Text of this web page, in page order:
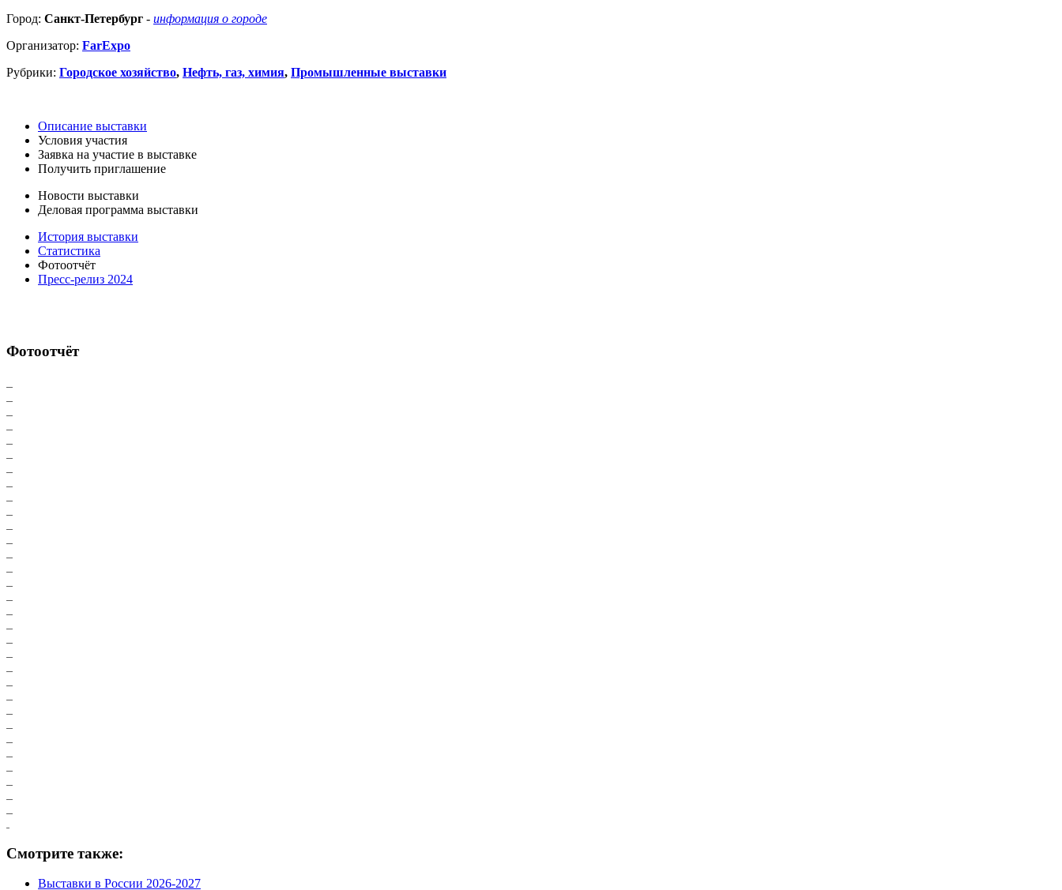
Город: Санкт-Петербург - информация о городе
Организатор: FarExpo
Рубрики: Городское хозяйство, Нефть, газ, химия, Промышленные выставки
Описание выставки
Условия участия
Заявка на участие в выставке
Получить приглашение
Новости выставки
Деловая программа выставки
История выставки
Статистика
Фотоотчёт
Пресс-релиз 2024
Фотоотчёт
Смотрите также:
Выставки в России 2026-2027